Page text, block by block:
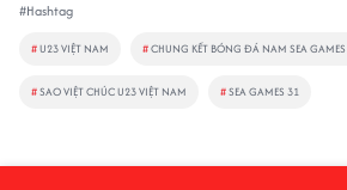
#Hashtag
#U23 VIỆT NAM #CHUNG KẾT BÓNG ĐÁ NAM SEA
#SAO VIỆT CHÚC U23 VIỆT NAM #SEA GAMES 31